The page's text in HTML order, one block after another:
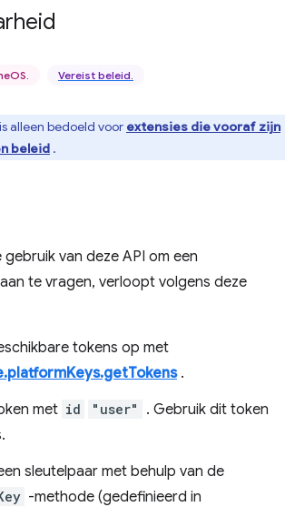
Vereist beleid.
alleen bedoeld voor extensies die vooraf zijn
beleid .
van deze API om een
te vragen, verloopt volgens deze
tokens op met
.
met id "user"
. Gebruik dit token
sleutelpaar met behulp van de
-methode (gedefinieerd in